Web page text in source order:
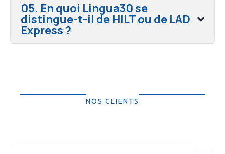
05. En quoi Lingua30 se
distingue-t-il de HILT ou de LAD
Express ?
NOS CLIENTS